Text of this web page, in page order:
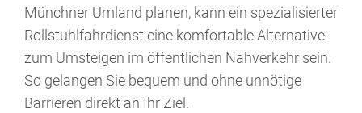
Münchner Umland planen, kann ein spezialisierter
Rollstuhlfahrdienst eine komfortable Alternative
zum Umsteigen im öffentlichen Nahverkehr sein.
So gelangen Sie bequem und ohne unnötige
Barrieren direkt an Ihr Ziel.